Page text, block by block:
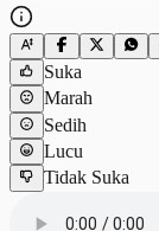
Suka
Marah
Sedih
Lucu
Tidak Suka